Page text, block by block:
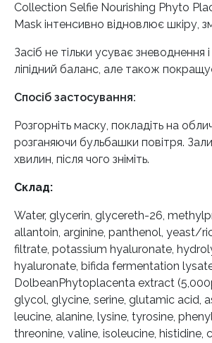
Collection Selfie Nourishing Phyto
Mask інтенсивно відновлює шкіру,
Засіб не тільки усуває
ліпідний баланс, але також
Спосіб застосування:
Розгорніть маску, покладіть на
розганяючи бульбашки повітря.
хвилин, після чого зніміть.
Склад:
Water, glycerin, glycereth-26,
allantoin, arginine, panthenol, yeast/
filtrate, potassium hyaluronate,
hyaluronate, bifida fermentation
DolbeanPhytoplacenta extract
glycol, glycine, serine, glutamic acid,
leucine, alanine, lysine, tyrosine,
threonine, valine, isoleucine, histidine,